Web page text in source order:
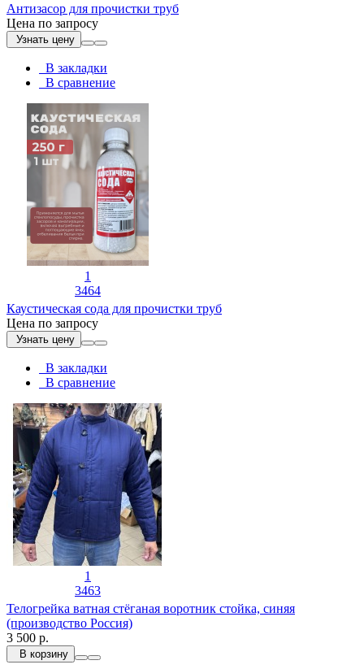
Антизасор для прочистки труб
Цена по запросу
Узнать цену
В закладки
В сравнение
1
3464
Каустическая сода для прочистки труб
Цена по запросу
Узнать цену
В закладки
В сравнение
1
3463
Телогрейка ватная стёганая воротник стойка, синяя
(производство Россия)
3 500 р.
В корзину